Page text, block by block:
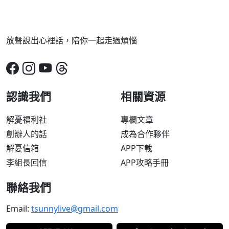
放聲說出心裡話，陪你一起走過煩惱
認識我們
解憂福利社
創辦人的話
解憂信箱
李組長回信
相關資源
專欄文章
成為合作夥伴
APP下載
APP攻略手冊
聯絡我們
Email: tsunnylive@gmail.com